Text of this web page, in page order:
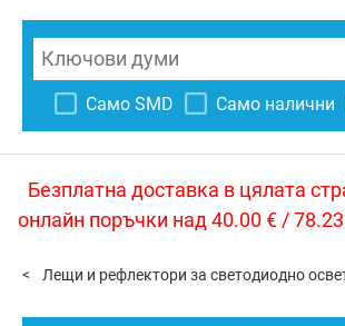
Само SMD Само налични
Безплатна доставка в цялата
онлайн поръчки над 40.00 € /
Лещи и рефлектори за светодиодно